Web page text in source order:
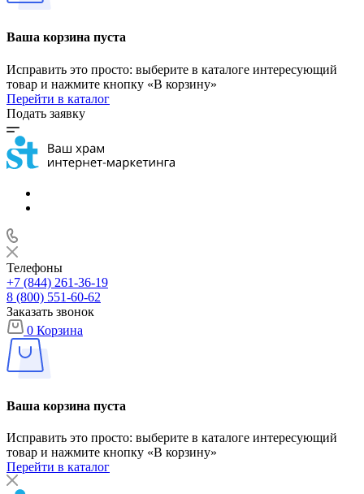
Ваша корзина пуста
Исправить это просто: выберите в каталоге интересующий
товар и нажмите кнопку «В корзину»
Перейти в каталог
Подать заявку
Телефоны
+7 (844) 261-36-19
8 (800) 551-60-62
Заказать звонок
0 Корзина
Ваша корзина пуста
Исправить это просто: выберите в каталоге интересующий
товар и нажмите кнопку «В корзину»
Перейти в каталог